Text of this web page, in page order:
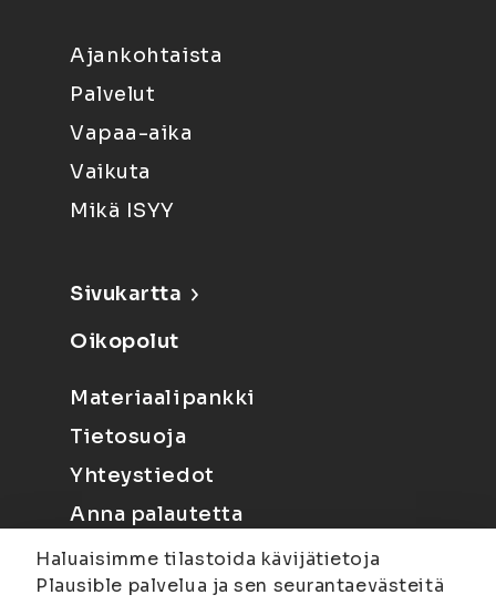
Ajankohtaista
Palvelut
Vapaa-aika
Vaikuta
Mikä ISYY
Sivukartta
Oikopolut
Materiaalipankki
Tietosuoja
Yhteystiedot
Anna palautetta
Haluaisimme tilastoida kävijätietoja
Plausible palvelua ja sen seurantaevästeitä